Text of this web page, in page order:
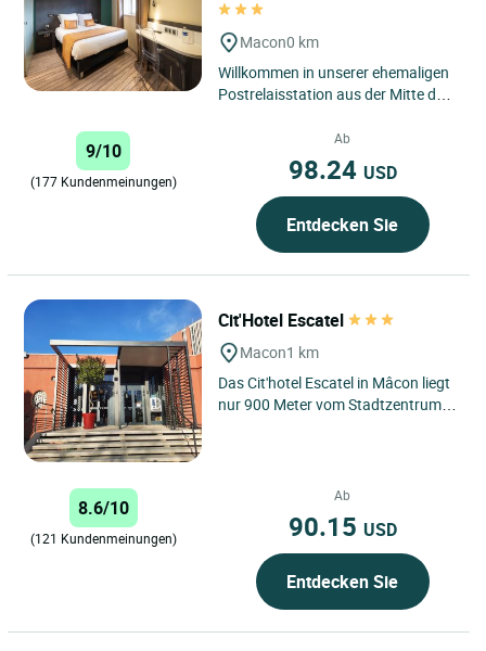
Macon0 km
Willkommen in unserer ehemaligen
Postrelaisstation aus der Mitte des
Mâcon. Ganz gleich...
9/10
(177 Kundenmeinungen)
Ab
98.24 USD
Entdecken Sie
Cit'Hotel Escatel
Macon1 km
Das Cit'hotel Escatel in Mâcon liegt
nur 900 Meter vom Stadtzentrum
8.6/10
(121 Kundenmeinungen)
Ab
90.15 USD
Entdecken Sie